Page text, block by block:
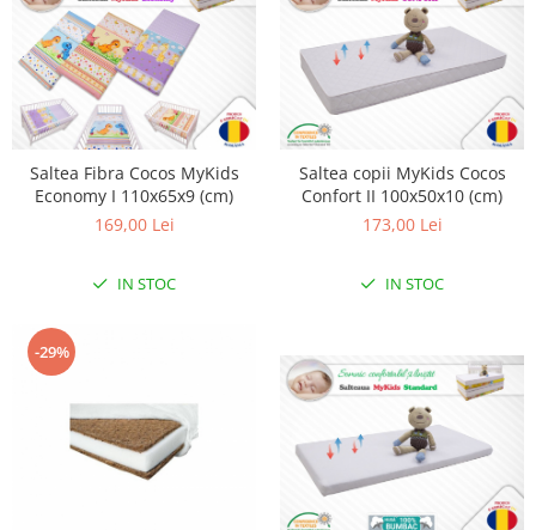
Saltea Fibra Cocos MyKids
Economy I 110x65x9 (cm)
169,00 Lei
IN STOC
Saltea copii MyKids Cocos
Confort II 100x50x10 (cm)
173,00 Lei
IN STOC
-29%